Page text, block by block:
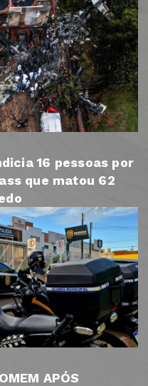
16 pessoas por
que matou 62
APÓS